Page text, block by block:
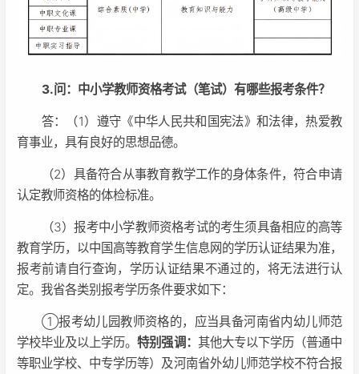
3.问：中小学教师资格考试（笔试）有哪些报考条件？
答：（1）遵守《中华人民共和国宪法》和法律，热爱教
育事业，具有良好的思想品德。
（2）具备符合从事教育教学工作的身体条件，符合申请
认定教师资格的体检标准。
（3）报考中小学教师资格考试的考生须具备相应的高等
教育学历，以中国高等教育学生信息网的学历认证结果为准，
报考前请自行查询，学历认证结果不通过的，将无法进行认
定。我省各类别报考学历条件要求如下：
①报考幼儿园教师资格的，应当具备河南省内幼儿师范
学校毕业及以上学历。特别强调： 其他大专以下学历（普通中
等职业学校、中专学历等）及河南省外幼儿师范学校不符合报